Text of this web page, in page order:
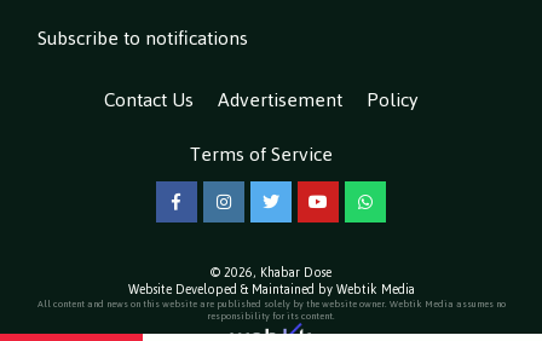
Subscribe to notifications
Contact Us
Advertisement
Policy
Terms of Service
FacebookInstagramTwitterYouTubeWhatsApp
© 2026, Khabar Dose
Website Developed & Maintained by Webtik Media
All content and news on this website are published solely by the website owner. Webtik Media assumes no
responsibility for its content.